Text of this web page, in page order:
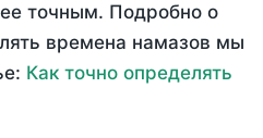
точным. Подробно о
времена намазов мы
Как точно определять